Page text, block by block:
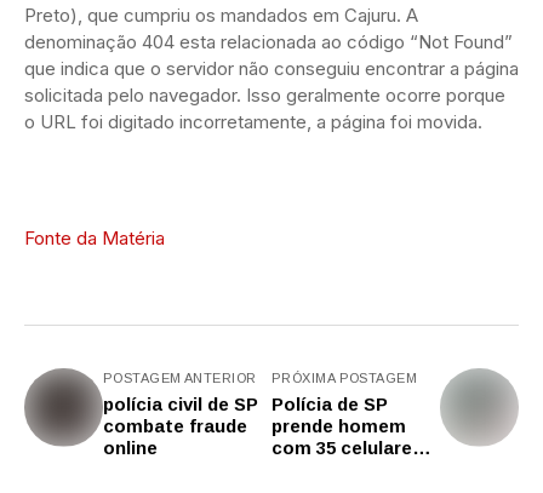
Preto), que cumpriu os mandados em Cajuru. A
denominação 404 esta relacionada ao código “Not Found”
que indica que o servidor não conseguiu encontrar a página
solicitada pelo navegador. Isso geralmente ocorre porque
o URL foi digitado incorretamente, a página foi movida.
Fonte da Matéria
POSTAGEM ANTERIOR
polícia civil de SP
combate fraude
online
PRÓXIMA POSTAGEM
Polícia de SP
prende homem
com 35 celulares